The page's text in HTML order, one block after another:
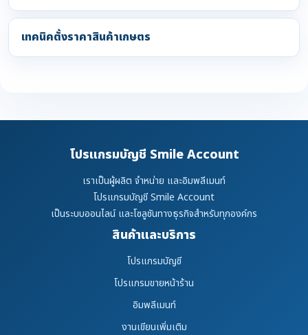
เทคนิคตั้งราคาสินค้าเกษตร
โปรแกรมบัญชี Smile Account
เราเป็นผู้ผลิต จำหน่าย และอิมพลีเมนท์
โปรแกรมบัญชี Smile Account
เป็นระบบออนไลน์ และโซลูชันทางธุรกิจสำหรับทุกองค์กร
สินค้าและบริการ
โปรแกรมบัญชี
โปรแกรมขายหน้าร้าน
อิมพลีเมนท์
งานเขียนเพิ่มเติม